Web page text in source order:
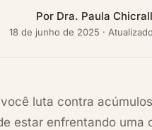
Por Dra. Paula
18 de junho de 2025 ·
luta contra
estar enfrentando uma